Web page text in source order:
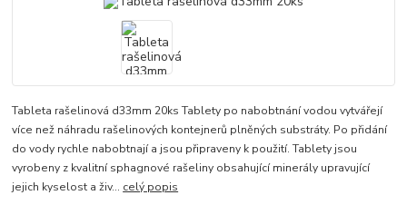
Tableta rašelinová d33mm 20ks Tablety po nabobtnání vodou vytvářejí
více než náhradu rašelinových kontejnerů plněných substráty. Po přidání
do vody rychle nabobtnají a jsou připraveny k použití. Tablety jsou
vyrobeny z kvalitní sphagnové rašeliny obsahující minerály upravující
jejich kyselost a živ... celý popis